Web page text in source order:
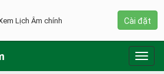
Lịch Âm chính
Cài đặt